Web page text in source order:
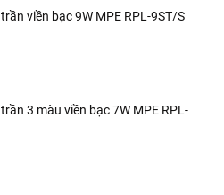
viền bạc 9W MPE RPL-9ST/S
3 màu viền bạc 7W MPE RPL-